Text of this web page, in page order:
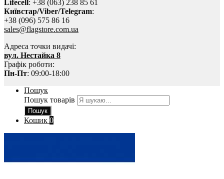
Lifecell: +38 (063) 238 85 61
Київстар/Viber/Telegram:
+38 (096) 575 86 16
sales@flagstore.com.ua
Адреса точки видачі:
вул. Нестайка 8
Графік роботи:
Пн-Пт: 09:00-18:00
Пошук
Пошук товарів
Пошук
Кошик 0